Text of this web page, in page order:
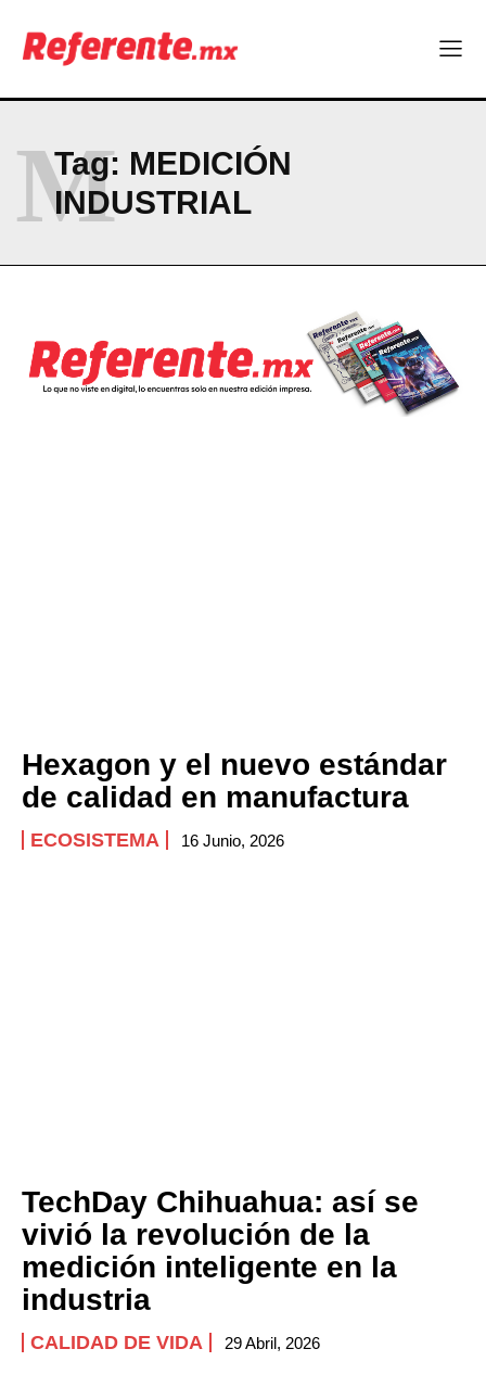
Tag: MEDICIÓN
INDUSTRIAL
M
Hexagon y el nuevo estándar
de calidad en manufactura
ECOSISTEMA 16 Junio, 2026
TechDay Chihuahua: así se
vivió la revolución de la
medición inteligente en la
industria
CALIDAD DE VIDA 29 Abril, 2026